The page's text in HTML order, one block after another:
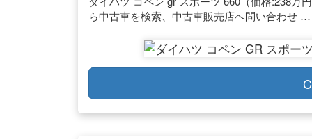
ら中古車を検索、中古車販売店へ問い合わせ …